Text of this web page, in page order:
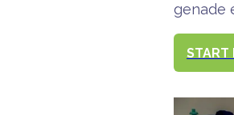
genade
START